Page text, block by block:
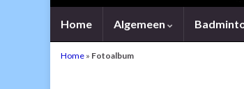
Home Algemeen
Home » Fotoalbum